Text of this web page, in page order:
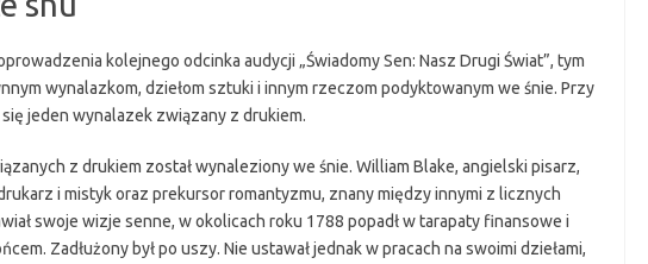
kolejnego odcinka audycji „Świadomy Sen: Nasz Drugi Świat”, tym
wynalazkom, dziełom sztuki i innym rzeczom podyktowanym we śnie. Przy
jeden wynalazek związany z drukiem.
z drukiem został wynaleziony we śnie. William Blake, angielski pisarz,
i mistyk oraz prekursor romantyzmu, znany między innymi z licznych
swoje wizje senne, w okolicach roku 1788 popadł w tarapaty finansowe i
Zadłużony był po uszy. Nie ustawał jednak w pracach na swoimi dziełami,